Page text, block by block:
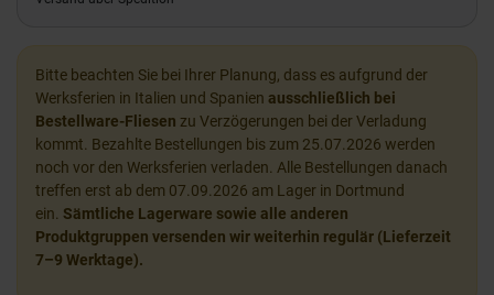
Bitte beachten Sie bei Ihrer Planung, dass es aufgrund der
Werksferien in Italien und Spanien ausschließlich bei
Bestellware-Fliesen zu Verzögerungen bei der Verladung
kommt. Bezahlte Bestellungen bis zum 25.07.2026 werden
noch vor den Werksferien verladen. Alle Bestellungen danach
treffen erst ab dem 07.09.2026 am Lager in Dortmund
ein. Sämtliche Lagerware sowie alle anderen
Produktgruppen versenden wir weiterhin regulär (Lieferzeit
7–9 Werktage).